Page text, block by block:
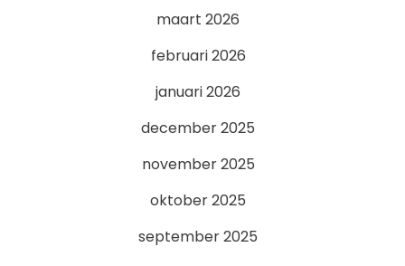
maart 2026
februari 2026
januari 2026
december 2025
november 2025
oktober 2025
september 2025